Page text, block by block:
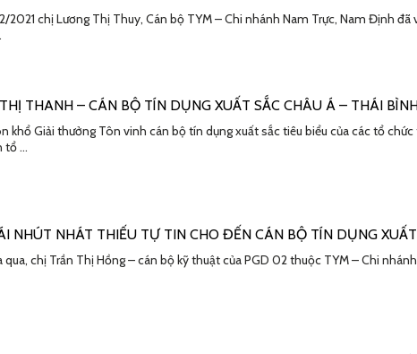
2021 chị Lương Thị Thuy, Cán bộ TYM – Chi nhánh Nam Trực, Nam Định
THANH – CÁN BỘ TÍN DỤNG XUẤT SẮC CHÂU Á – THÁI
khổ Giải thưởng Tôn vinh cán bộ tín dụng xuất sắc tiêu biểu của các tổ
tổ …
NHÚT NHÁT THIẾU TỰ TIN CHO ĐẾN CÁN BỘ TÍN DỤNG
qua, chị Trần Thị Hồng – cán bộ kỹ thuật của PGD 02 thuộc TYM – Chi